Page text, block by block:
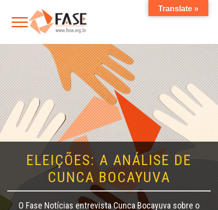
ELEIÇÕES: A ANÁLISE DE
CUNCA BOCAYUVA
O Fase Notícias entrevista Cunca Bocayuva sobre o
Translate »